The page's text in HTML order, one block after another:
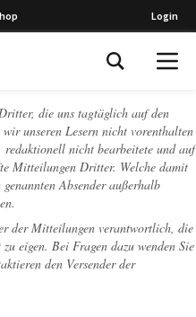
Login
die uns tagtäglich auf den
wir unseren Lesern nicht vorenthalten
nicht bearbeitete und auf
Mitteilungen Dritter. Welche damit
Absender außerhalb
der Mitteilungen verantwortlich, die
eigen. Bei Fragen dazu wenden Sie
den Versender der